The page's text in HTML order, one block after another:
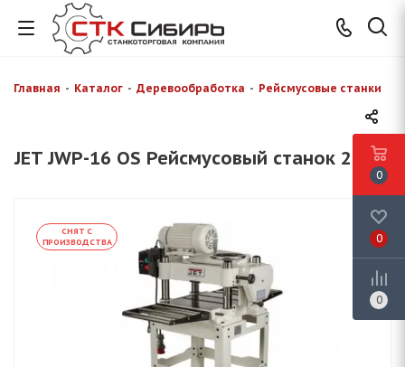
Главная - Каталог - Деревообработка - Рейсмусовые станки
JET JWP-16 OS Рейсмусовый станок 230 В
СНЯТ С
ПРОИЗВОДСТВА
0
0
0